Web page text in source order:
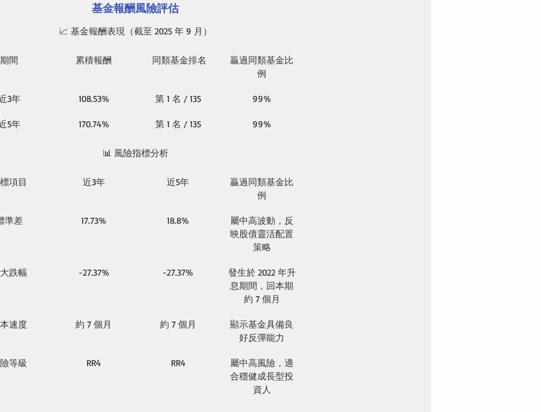
基金報酬風險評估
📈 基金報酬表現（截至 2025 年 9 月）
期間 累積報酬 同類基金排名
贏過同類基金比
例
3年 108.53% 第 1 名 / 135 99%
5年 170.74% 第 1 名 / 135 99%
📊 風險指標分析
項目 近3年 近5年
贏過同類基金比
例
準差 17.73% 18.8%
屬中高波動，反
映股債靈活配置
策略
跌幅 -27.37% -27.37% 發生於 2022 年升
息期間，回本期
約 7 個月
速度 約 7 個月 約 7 個月
顯示基金具備良
好反彈能力
等級 RR4 RR4
屬中高風險，適
合穩健成長型投
資人